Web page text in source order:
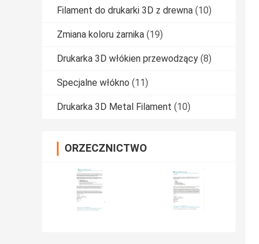
Filament do drukarki 3D z drewna (10)
Zmiana koloru żarnika (19)
Drukarka 3D włókien przewodzący (8)
Specjalne włókno (11)
Drukarka 3D Metal Filament (10)
ORZECZNICTWO